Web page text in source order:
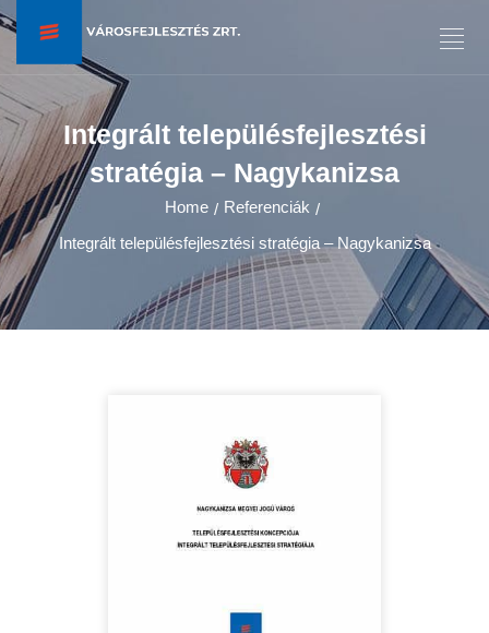
Integrált településfejlesztési
stratégia – Nagykanizsa
Home / Referenciák /
Integrált településfejlesztési stratégia – Nagykanizsa